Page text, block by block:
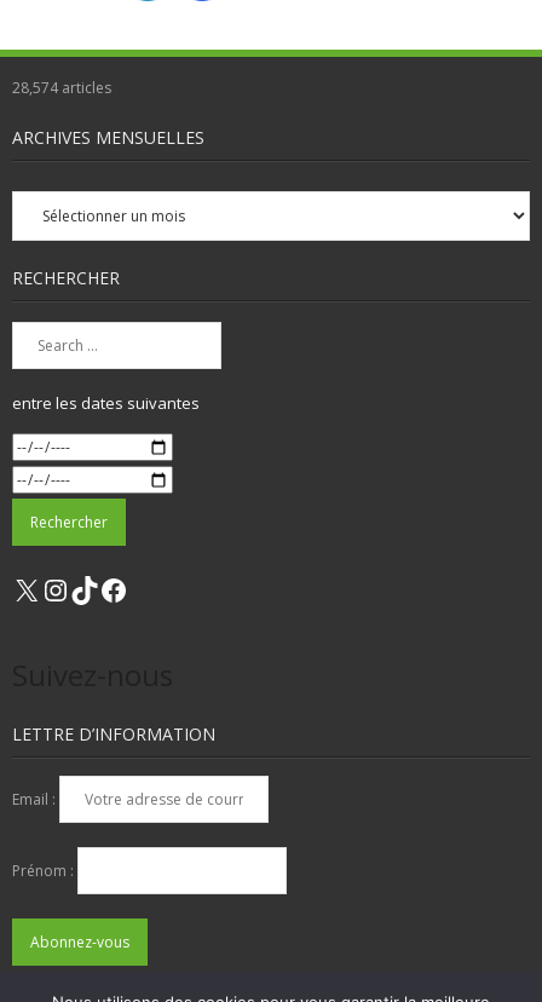
28,574articles
ARCHIVES MENSUELLES
Archives
mensuelles
RECHERCHER
entre les dates suivantes
X Instagram
TikTok
LETTRE D’INFORMATION
Email :
Prénom :